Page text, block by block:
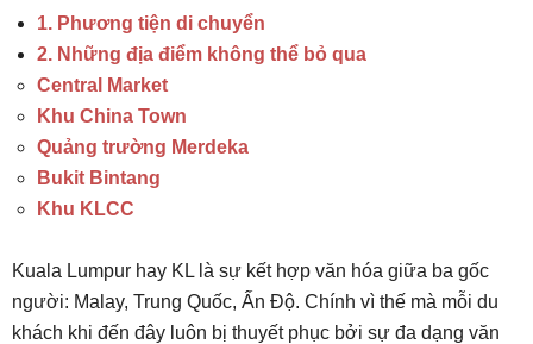
1. Phương tiện di chuyển
2. Những địa điểm không thể bỏ qua
Central Market
Khu China Town
Quảng trường Merdeka
Bukit Bintang
Khu KLCC
Kuala Lumpur hay KL là sự kết hợp văn hóa giữa ba gốc
người: Malay, Trung Quốc, Ấn Độ. Chính vì thế mà mỗi du
khách khi đến đây luôn bị thuyết phục bởi sự đa dạng văn